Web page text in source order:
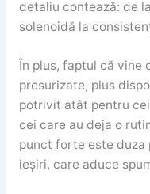
detaliu contează: de
solenoidă la
În plus, faptul că vine
presurizate, plus
potrivit atât pentru
cei care au deja o
punct forte este duza
ieșiri, care aduce